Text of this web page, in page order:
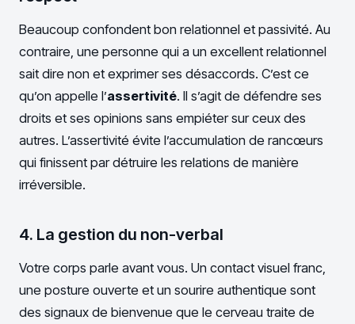
Beaucoup confondent bon relationnel et passivité. Au
contraire, une personne qui a un excellent relationnel
sait dire non et exprimer ses désaccords. C’est ce
qu’on appelle l’assertivité. Il s’agit de défendre ses
droits et ses opinions sans empiéter sur ceux des
autres. L’assertivité évite l’accumulation de rancœurs
qui finissent par détruire les relations de manière
irréversible.
4. La gestion du non-verbal
Votre corps parle avant vous. Un contact visuel franc,
une posture ouverte et un sourire authentique sont
des signaux de bienvenue que le cerveau traite de